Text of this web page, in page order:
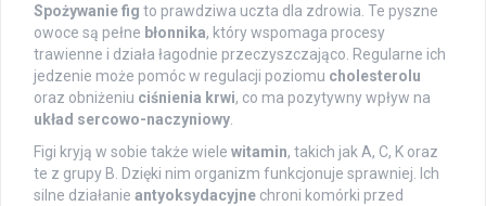
Spożywanie fig to prawdziwa uczta dla zdrowia. Te pyszne
owoce są pełne błonnika, który wspomaga procesy
trawienne i działa łagodnie przeczyszczająco. Regularne ich
jedzenie może pomóc w regulacji poziomu cholesterolu
oraz obniżeniu ciśnienia krwi, co ma pozytywny wpływ na
układ sercowo-naczyniowy
Figi kryją w sobie także wiele witamin, takich jak A, C, K oraz
te z grupy B. Dzięki nim organizm funkcjonuje sprawniej. Ich
silne działanie antyoksydacyjne chroni komórki przed